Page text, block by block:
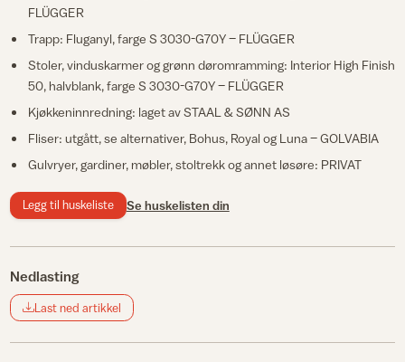
FLÜGGER
Trapp: Fluganyl, farge S 3030-G70Y – FLÜGGER
Stoler, vinduskarmer og grønn døromramming: Interior High Finish
50, halvblank, farge S 3030-G70Y – FLÜGGER
Kjøkkeninnredning: laget av STAAL & SØNN AS
Fliser: utgått, se alternativer, Bohus, Royal og Luna – GOLVABIA
Gulvryer, gardiner, møbler, stoltrekk og annet løsøre: PRIVAT
Legg til huskeliste Se huskelisten din
Nedlasting
Last ned artikkel